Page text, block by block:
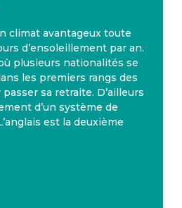
climat avantageux toute
d’ensoleillement par an.
plusieurs nationalités se
les premiers rangs des
sa retraite. D’ailleurs
d’un système de
est la deuxième